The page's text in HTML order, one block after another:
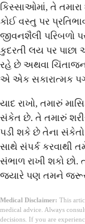
કિસ્સાઓમાં, તે
કોઈ વસ્તુ પર
જીવનશૈલી પરિબળો
કુદરતી લય પર પાછા
રહે છે અથવા
એ એક સકારાત્મક
યાદ રાખો, તમારું
સંકેત છે. તે તમારું
પડી શકે છે તેના
સાથે સંપર્ક કરવાથી
સંભાળ રાખી શકો
જ્યારે પણ તમને જરૂર
Medical Disclaimer: This
medical advice. Always
decisions. If you are